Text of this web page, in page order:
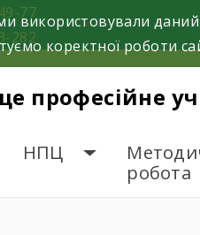
77
282
професійне
НПЦ
робота
коректної роботи